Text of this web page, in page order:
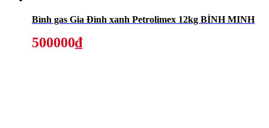
Bình gas Gia Đình xanh Petrolimex 12kg BÌNH MINH
500000₫